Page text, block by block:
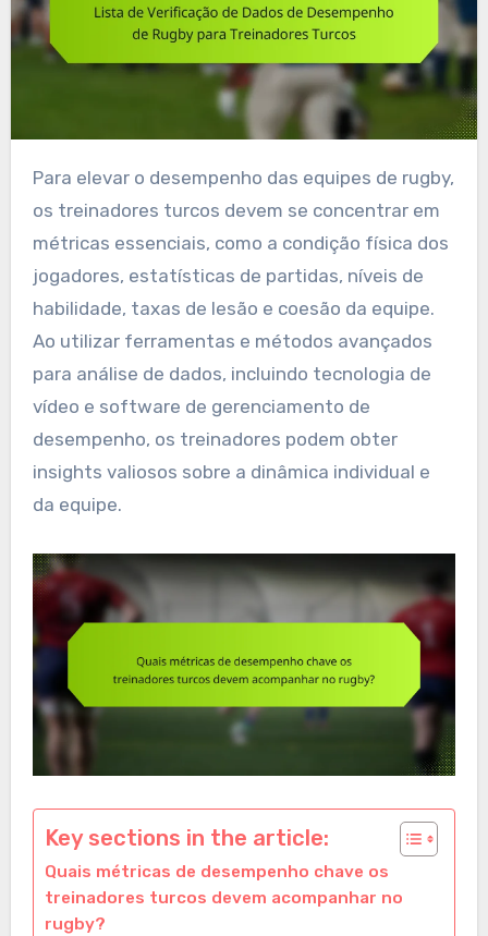
Para elevar o desempenho das equipes de rugby,
os treinadores turcos devem se concentrar em
métricas essenciais, como a condição física dos
jogadores, estatísticas de partidas, níveis de
habilidade, taxas de lesão e coesão da equipe.
Ao utilizar ferramentas e métodos avançados
para análise de dados, incluindo tecnologia de
vídeo e software de gerenciamento de
desempenho, os treinadores podem obter
insights valiosos sobre a dinâmica individual e
da equipe.
Key sections in the article:
Quais métricas de desempenho chave os
treinadores turcos devem acompanhar no
rugby?